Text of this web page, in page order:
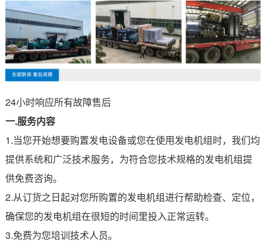
24小时响应所有故障售后
一.服务内容
1.当您开始想要购置发电设备或您在使用发电机组时，我们均
提供系统和广泛技术服务，为符合您技术规格的发电机组提
供免费咨询。
2.从订货之日起对您所购置的发电机组进行帮助检查、定位，
确保您的发电机组在很短的时间里投入正常运转。
3.免费为您培训技术人员。